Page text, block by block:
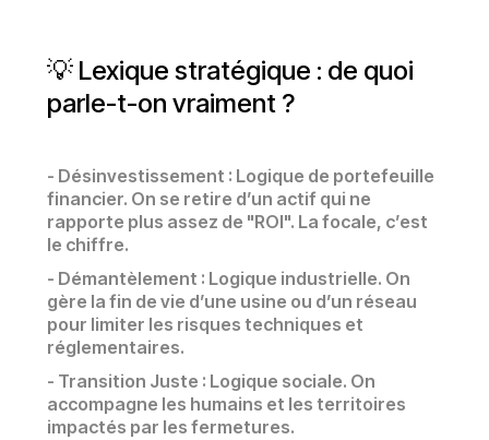
💡 Lexique stratégique : de quoi
parle-t-on vraiment ?
- Désinvestissement : Logique de portefeuille
financier. On se retire d’un actif qui ne
rapporte plus assez de "ROI". La focale, c’est
le chiffre.
- Démantèlement : Logique industrielle. On
gère la fin de vie d’une usine ou d’un réseau
pour limiter les risques techniques et
réglementaires.
- Transition Juste : Logique sociale. On
accompagne les humains et les territoires
impactés par les fermetures.